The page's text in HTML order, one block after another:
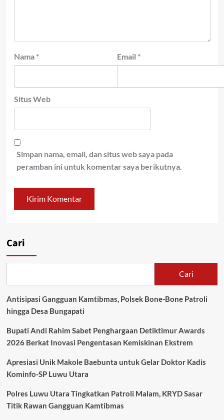
Nama * Email *
Situs Web
Simpan nama, email, dan situs web saya pada
peramban ini untuk komentar saya berikutnya.
Cari
Cari
Antisipasi Gangguan Kamtibmas, Polsek Bone-Bone Patroli
hingga Desa Bungapati
Bupati Andi Rahim Sabet Penghargaan Detiktimur Awards
2026 Berkat Inovasi Pengentasan Kemiskinan Ekstrem
Apresiasi Unik Makole Baebunta untuk Gelar Doktor Kadis
Kominfo-SP Luwu Utara
Polres Luwu Utara Tingkatkan Patroli Malam, KRYD Sasar
Titik Rawan Gangguan Kamtibmas